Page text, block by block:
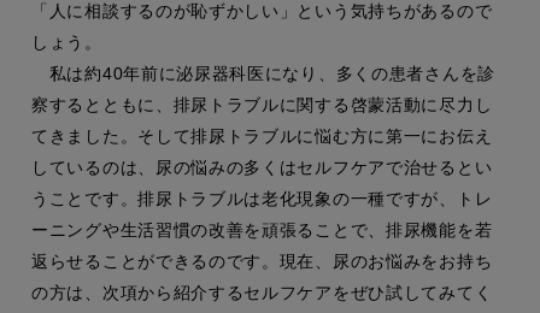
「人に相談するのが恥ずかしい」という気持ちがあるので
しょう。
私は約40年前に泌尿器科医になり、多くの患者さんを診
察するとともに、排尿トラブルに関する啓蒙活動に尽力し
てきました。そして排尿トラブルに悩む方に第一にお伝え
しているのは、尿の悩みの多くはセルフケアで治せるとい
うことです。排尿トラブルは老化現象の一種ですが、トレ
ーニングや生活習慣の改善を頑張ることで、排尿機能を若
返らせることができるのです。現在、尿のお悩みをお持ち
の方は、次項から紹介するセルフケアをぜひ試してみてく